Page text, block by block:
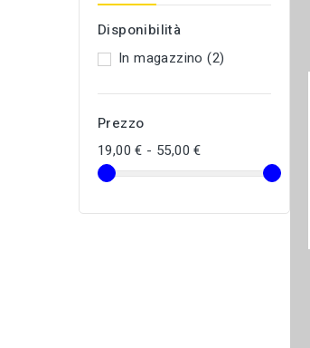
Disponibilità
In magazzino(2)
Prezzo
19,00 € - 55,00 €